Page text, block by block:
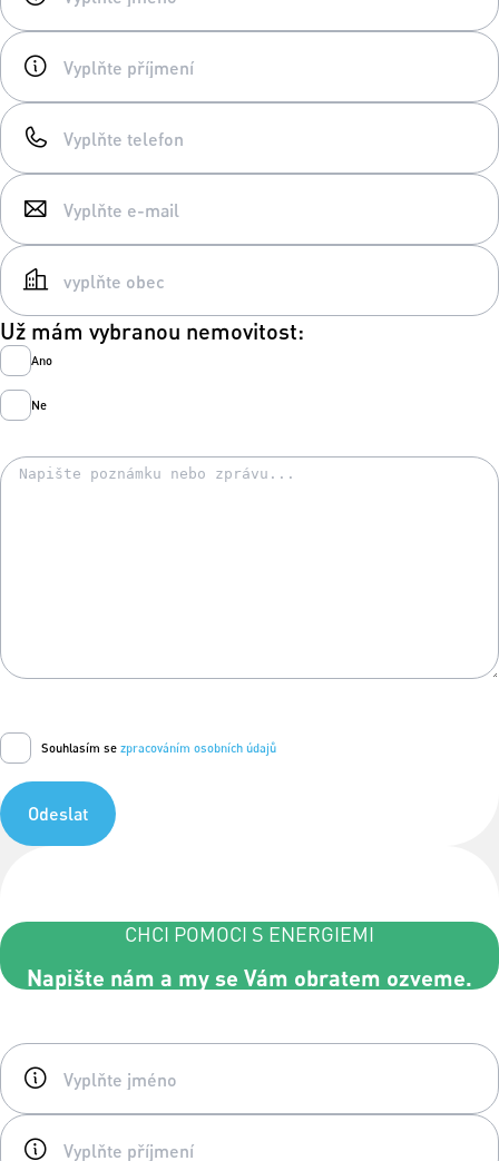
Už mám vybranou nemovitost:
Ano
Ne
Souhlasím se zpracováním osobních údajů
Odeslat
CHCI POMOCI S ENERGIEMI
Napište nám a my se Vám obratem ozveme.